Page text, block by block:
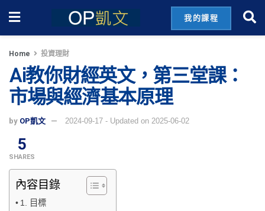
我的課程
Home 投資理財
Ai教你財經英文，第三堂課：
市場與經濟基本原理
by OP凱文 2024-09-17 - Updated on 2025-06-02
5
SHARES
內容目錄
1. 目標